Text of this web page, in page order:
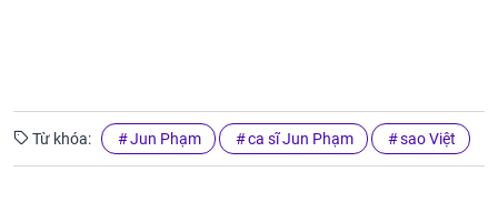
Từ khóa: Jun Phạm ca sĩ Jun Phạm sao Việt